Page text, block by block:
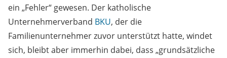
ein „Fehler“ gewesen. Der katholische
Unternehmerverband BKU, der die
Familienunternehmer zuvor unterstützt hatte, windet
sich, bleibt aber immerhin dabei, dass „grundsätzliche